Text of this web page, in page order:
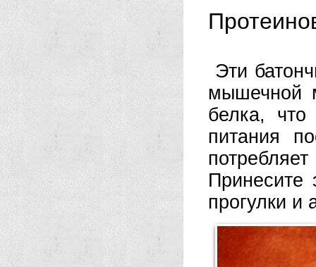
Эти
мышечной
белка,
питания
Принесите
прогулки и